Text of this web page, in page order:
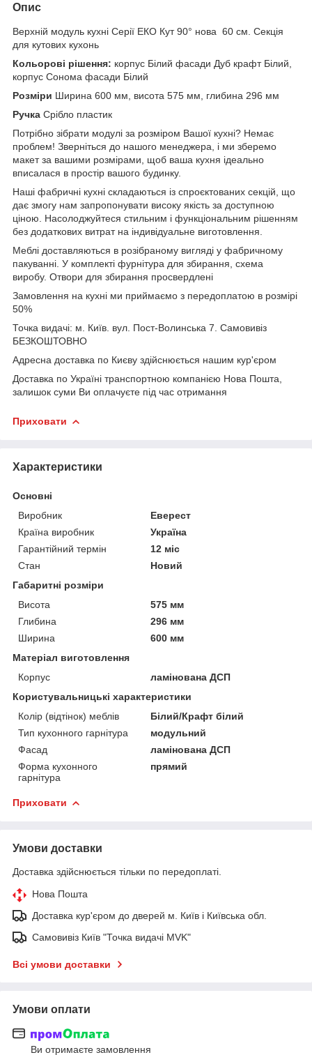
Опис
Верхній модуль кухні Серії ЕКО Кут 90° нова 60 см. Секція
для кутових кухонь
Кольорові рішення: корпус Білий фасади Дуб крафт Білий,
корпус Сонома фасади Білий
Розміри Ширина 600 мм, висота 575 мм, глибина 296 мм
Ручка Срібло пластик
Потрібно зібрати модулі за розміром Вашої кухні? Немає
проблем! Зверніться до нашого менеджера, і ми зберемо
макет за вашими розмірами, щоб ваша кухня ідеально
вписалася в простір вашого будинку.
Наші фабричні кухні складаються із спроєктованих секцій, що
дає змогу нам запропонувати високу якість за доступною
ціною. Насолоджуйтеся стильним і функціональним рішенням
без додаткових витрат на індивідуальне виготовлення.
Меблі доставляються в розібраному вигляді у фабричному
пакуванні. У комплекті фурнітура для збирання, схема
виробу. Отвори для збирання просвердлені
Замовлення на кухні ми приймаємо з передоплатою в розмірі
50%
Точка видачі: м. Київ. вул. Пост-Волинська 7. Самовивіз
БЕЗКОШТОВНО
Адресна доставка по Києву здійснюється нашим кур'єром
Доставка по Україні транспортною компанією Нова Пошта,
залишок суми Ви оплачуєте під час отримання
Приховати
Характеристики
Основні
Виробник
Еверест
Країна виробник
Україна
Гарантійний термін
12 міс
Стан
Новий
Габаритні розміри
Висота
575 мм
Глибина
296 мм
Ширина
600 мм
Матеріал виготовлення
Корпус
ламінована ДСП
Користувальницькі характеристики
Колір (відтінок) меблів
Білий/Крафт білий
Тип кухонного гарнітура
модульний
Фасад
ламінована ДСП
Форма кухонного
гарнітура
прямий
Приховати
Умови доставки
Доставка здійснюється тільки по передоплаті.
Нова Пошта
Доставка кур'єром до дверей м. Київ і Київська обл.
Самовивіз Київ "Точка видачі MVK"
Всі умови доставки
Умови оплати
Ви отримаєте замовлення